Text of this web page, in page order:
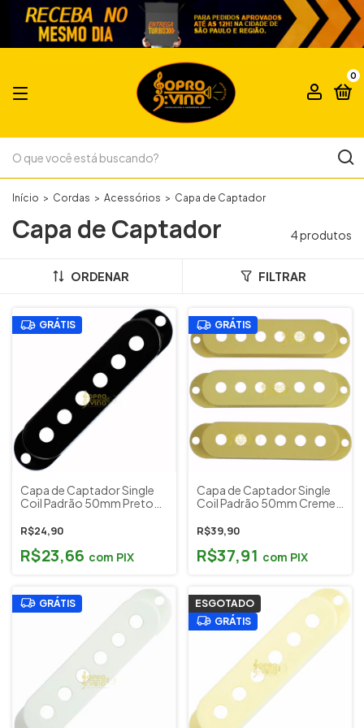
0
Início > Cordas > Acessórios > Capa de Captador
Capa de Captador 4 produtos
ORDENAR FILTRAR
GRÁTIS
Capa de Captador Single
Coil Padrão 50mm Preto
CCV50 BK ( Kit c/ 3 un )
R$24,90
R$23,66 com PIX
GRÁTIS
Capa de Captador Single
Coil Padrão 50mm Creme
CCV50 VW ( Kit c/ 3 un )
R$39,90
R$37,91 com PIX
GRÁTIS
ESGOTADO
GRÁTIS